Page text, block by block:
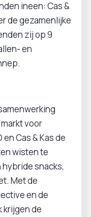
ineen: Cas &
de gezamenlijke
zij op 9
en
voor
Cas & Kas de
wisten te
snacks,
Met de
en de
krijgen de